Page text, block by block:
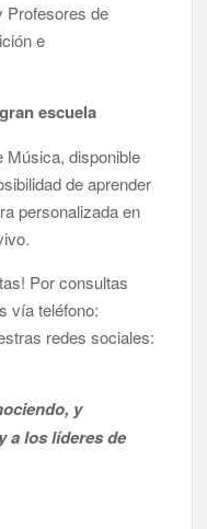
Profesores de
e
escuela
Música, disponible
de aprender
personalizada en
Por consultas
vía teléfono:
redes sociales:
y
a los líderes de